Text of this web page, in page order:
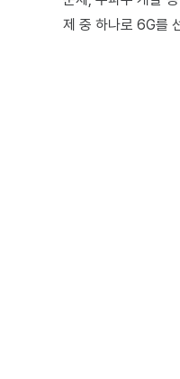
제 중 하나로 6G를